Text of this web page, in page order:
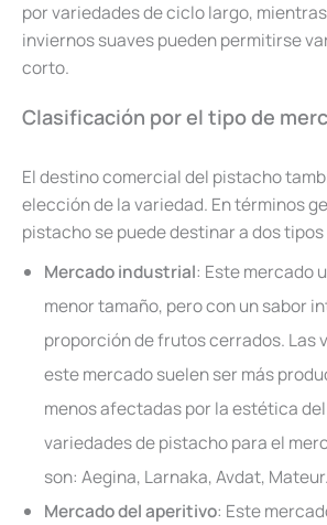
por variedades de ciclo largo,
inviernos suaves pueden permitirse
corto.
Clasificación por el tipo de
El destino comercial del pistacho
elección de la variedad. En términos
pistacho se puede destinar a dos
Mercado industrial: Este mercado
menor tamaño, pero con un sabor
proporción de frutos cerrados. Las
este mercado suelen ser más
menos afectadas por la estética
variedades de pistacho para el
son: Aegina, Larnaka, Avdat, Mateur.
Mercado del aperitivo: Este